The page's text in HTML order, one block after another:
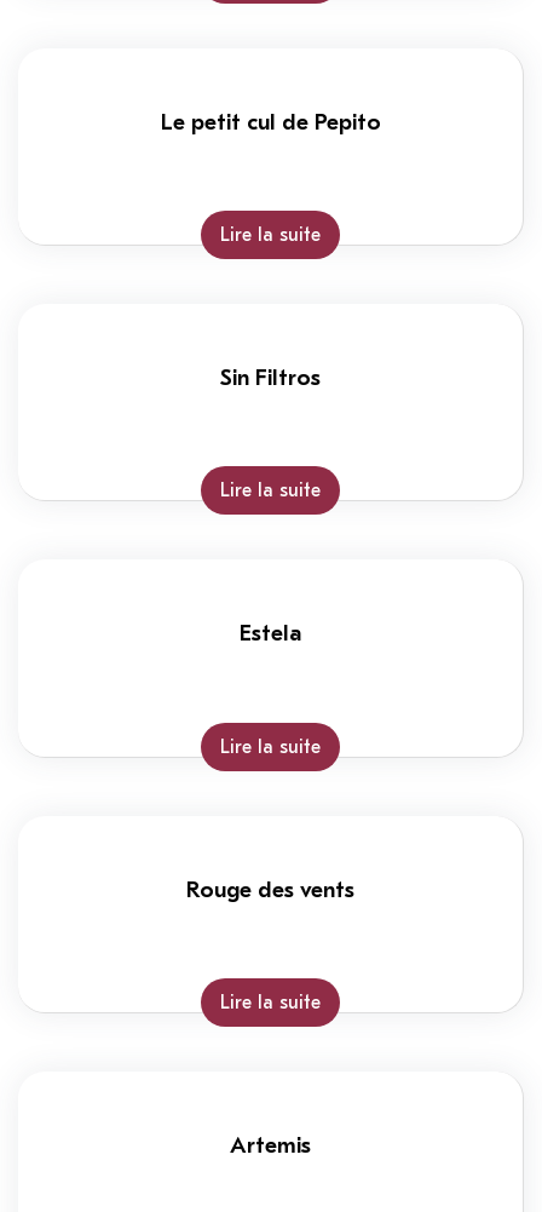
Le petit cul de Pepito
Lire la suite
Sin Filtros
Lire la suite
Estela
Lire la suite
Rouge des vents
Lire la suite
Artemis